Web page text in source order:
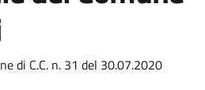
di C.C. n. 31 del 30.07.2020